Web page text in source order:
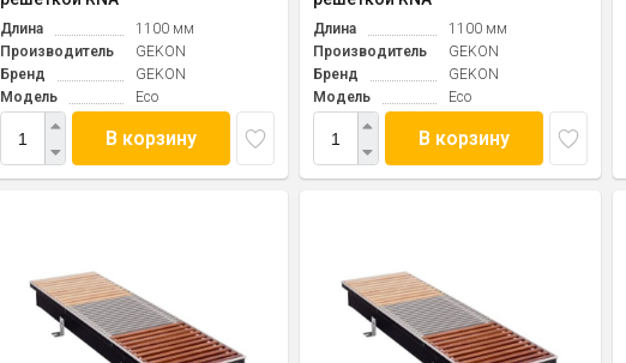
Длина
1100 мм
Производитель
GEKON
Бренд
GEKON
Модель
Eco
В корзину
Длина
1100 мм
Производитель
GEKON
Бренд
GEKON
Модель
Eco
В корзину